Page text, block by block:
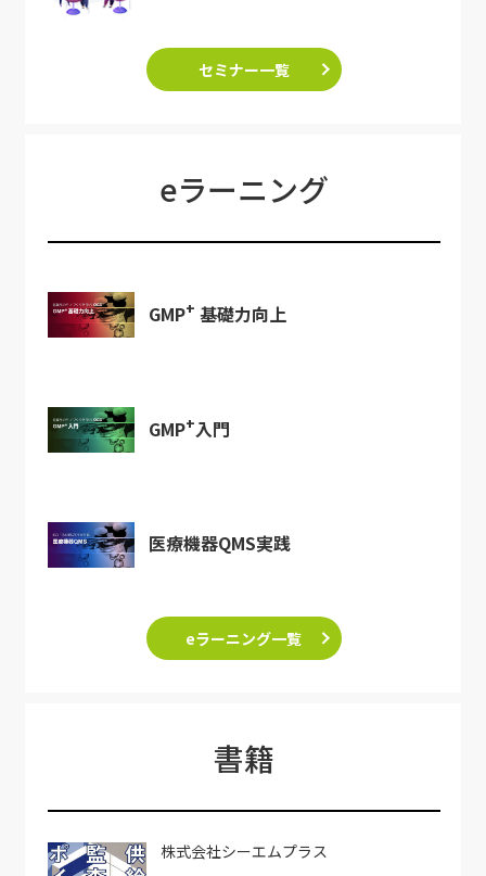
セミナー一覧
eラーニング
GMP+ 基礎力向上
GMP+入門
医療機器QMS実践
eラーニング一覧
書籍
株式会社シーエムプラス